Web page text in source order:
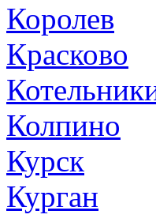
Королев
Красково
Колпино
Курск
Курган